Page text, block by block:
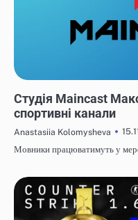
Студія Maincast
спортивні канали
Anastasiia Kolomysheva
Мовники працюватимуть у